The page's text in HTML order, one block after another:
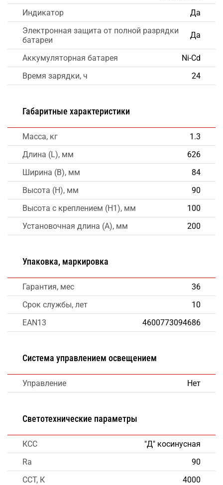
Индикатор
Да
Электронная защита от полной разрядки
батареи
Да
Аккумуляторная батарея
Ni-Cd
Время зарядки, ч
24
Габаритные характеристики
Масса, кг
1.3
Длина (L), мм
626
Ширина (B), мм
84
Высота (H), мм
90
Высота с креплением (H1), мм
100
Установочная длина (A), мм
200
Упаковка, маркировка
Гарантия, мес
36
Срок службы, лет
10
EAN13
4600773094686
Система управлением освещением
Управление Нет
Светотехнические параметры
КСС
"Д" косинусная
Ra
90
CCT, К
4000